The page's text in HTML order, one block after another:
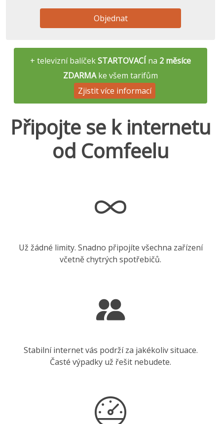
Objednat
+ televizní balíčekSTARTOVACÍ na 2 měsíce
ZDARMAke všem tarifům
Zjistit více informací
Připojte se k internetu
od Comfeelu
Už žádné limity. Snadno připojíte všechna zařízení
včetně chytrých spotřebičů.
Stabilní internet vás podrží za jakékoliv situace.
Časté výpadky už řešit nebudete.